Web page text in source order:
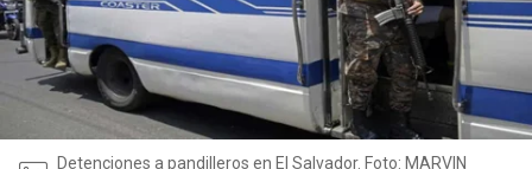
Detenciones a pandilleros en El Salvador. Foto: MARVIN